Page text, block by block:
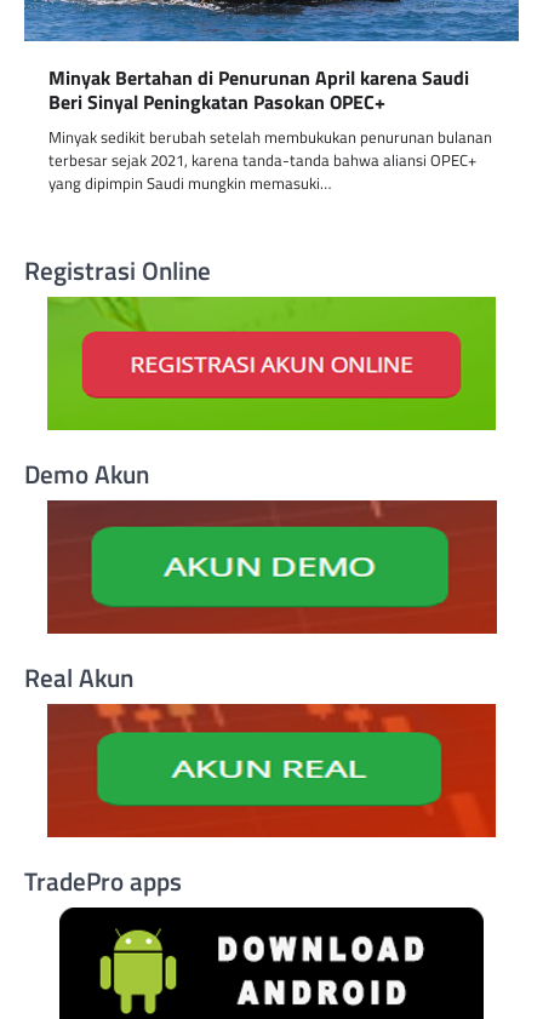
Minyak Bertahan di Penurunan April karena Saudi
Beri Sinyal Peningkatan Pasokan OPEC+
Minyak sedikit berubah setelah membukukan penurunan bulanan
terbesar sejak 2021, karena tanda-tanda bahwa aliansi OPEC+
yang dipimpin Saudi mungkin memasuki…
Registrasi Online
Demo Akun
Real Akun
TradePro apps